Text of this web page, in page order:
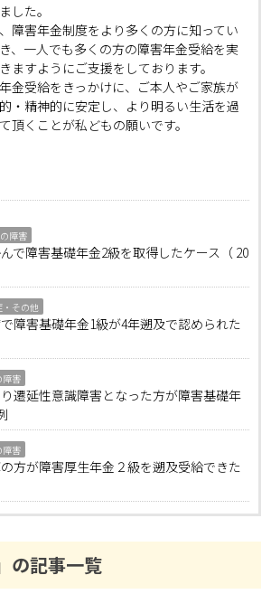
した。
障害年金制度をより多くの方に知ってい
、一人でも多くの方の障害年金受給を実
ますようにご支援をしております。
金受給をきっかけに、ご本人やご家族が
・精神的に安定し、より明るい生活を過
頂くことが私どもの願いです。
障害
で障害基礎年金2級を取得したケース（ 20
・その他
障害基礎年金1級が4年遡及で認められた
障害
遷延性意識障害となった方が障害基礎年
障害
方が障害厚生年金２級を遡及受給できた
の記事一覧